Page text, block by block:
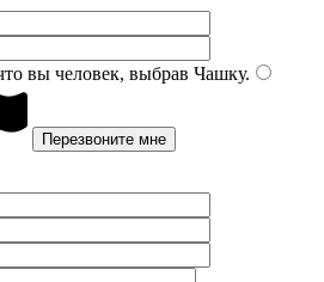
вы человек, выбрав Чашку.